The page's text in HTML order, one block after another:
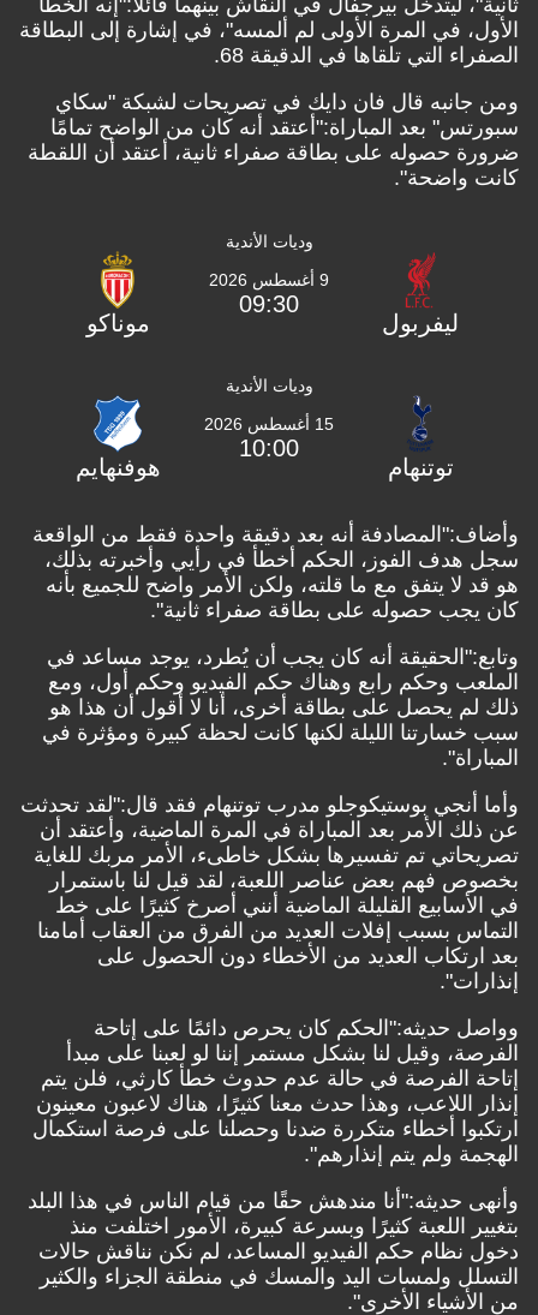
ثانية"، ليتدخل بيرجفال في النقاش بينهما قائلًا:"إنه الخطأ
الأول، في المرة الأولى لم ألمسه"، في إشارة إلى البطاقة
الصفراء التي تلقاها في الدقيقة 68.
ومن جانبه قال فان دايك في تصريحات لشبكة "سكاي
سبورتس" بعد المباراة:"أعتقد أنه كان من الواضح تمامًا
ضرورة حصوله على بطاقة صفراء ثانية، أعتقد أن اللقطة
كانت واضحة".
وديات الأندية
ليفربول
9 أغسطس 2026
09:30
موناكو
وديات الأندية
توتنهام
15 أغسطس 2026
10:00
هوفنهايم
وأضاف:"المصادفة أنه بعد دقيقة واحدة فقط من الواقعة
سجل هدف الفوز، الحكم أخطأ في رأيي وأخبرته بذلك،
هو قد لا يتفق مع ما قلته، ولكن الأمر واضح للجميع بأنه
كان يجب حصوله على بطاقة صفراء ثانية".
وتابع:"الحقيقة أنه كان يجب أن يُطرد، يوجد مساعد في
الملعب وحكم رابع وهناك حكم الفيديو وحكم أول، ومع
ذلك لم يحصل على بطاقة أخرى، أنا لا أقول أن هذا هو
سبب خسارتنا الليلة لكنها كانت لحظة كبيرة ومؤثرة في
المباراة".
وأما أنجي بوستيكوجلو مدرب توتنهام فقد قال:"لقد تحدثت
عن ذلك الأمر بعد المباراة في المرة الماضية، وأعتقد أن
تصريحاتي تم تفسيرها بشكل خاطىء، الأمر مربك للغاية
بخصوص فهم بعض عناصر اللعبة، لقد قيل لنا باستمرار
في الأسابيع القليلة الماضية أنني أصرخ كثيرًا على خط
التماس بسبب إفلات العديد من الفرق من العقاب أمامنا
بعد ارتكاب العديد من الأخطاء دون الحصول على
إنذارات".
وواصل حديثه:"الحكم كان يحرص دائمًا على إتاحة
الفرصة، وقيل لنا بشكل مستمر إننا لو لعبنا على مبدأ
إتاحة الفرصة في حالة عدم حدوث خطأ كارثي، فلن يتم
إنذار اللاعب، وهذا حدث معنا كثيرًا، هناك لاعبون معينون
ارتكبوا أخطاء متكررة ضدنا وحصلنا على فرصة استكمال
الهجمة ولم يتم إنذارهم".
وأنهى حديثه:"أنا مندهش حقًا من قيام الناس في هذا البلد
بتغيير اللعبة كثيرًا وبسرعة كبيرة، الأمور اختلفت منذ
دخول نظام حكم الفيديو المساعد، لم نكن نناقش حالات
التسلل ولمسات اليد والمسك في منطقة الجزاء والكثير
من الأشياء الأخرى".